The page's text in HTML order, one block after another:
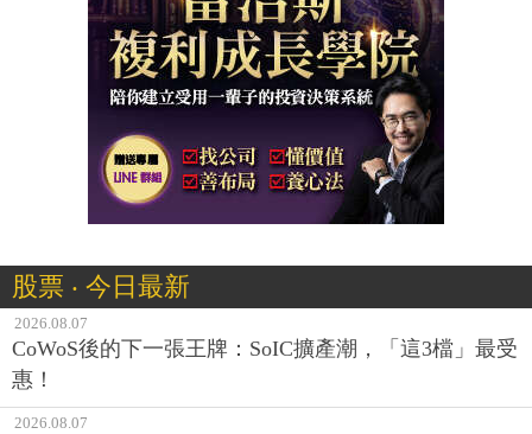
股票 ‧ 今日最新
2026.08.07
CoWoS後的下一張王牌：SoIC擴產潮，「這3檔」最受
惠！
2026.08.07